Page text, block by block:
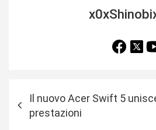
Il nuovo Acer Swift 5
prestazioni